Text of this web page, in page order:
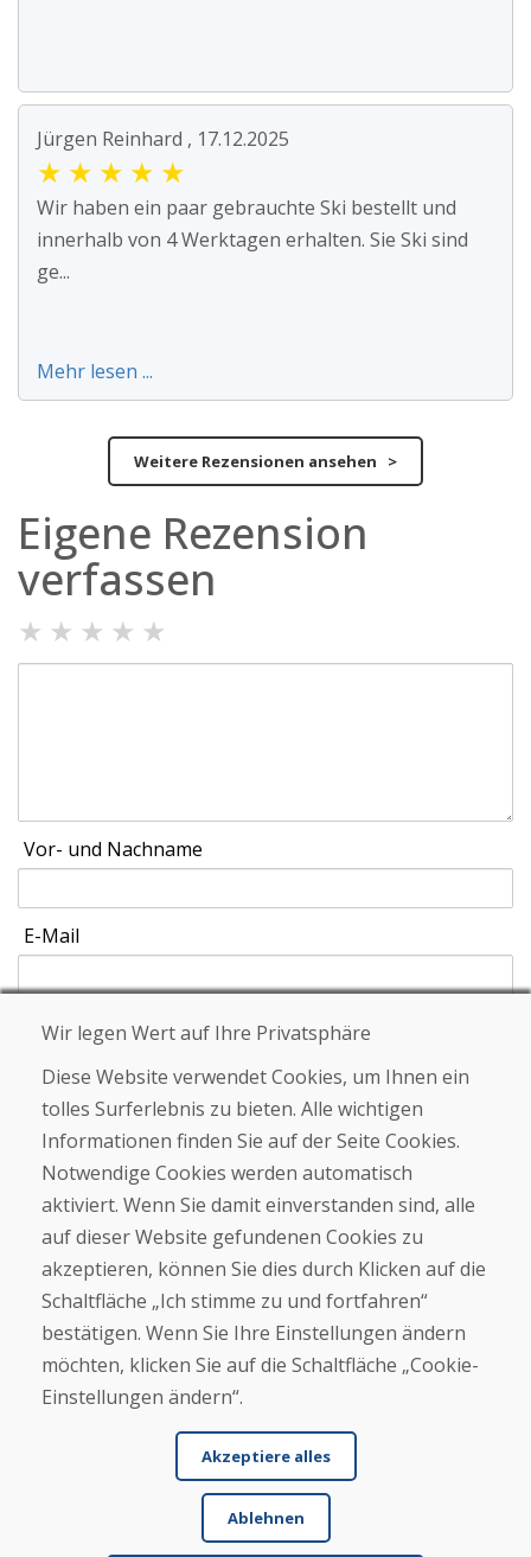
Jürgen Reinhard , 17.12.2025
★ ★ ★ ★ ★
Wir haben ein paar gebrauchte Ski bestellt und
innerhalb von 4 Werktagen erhalten. Sie Ski sind
ge...
Mehr lesen ...
Weitere Rezensionen ansehen >
Eigene Rezension
verfassen
★ ★ ★ ★ ★
Vor- und Nachname
E-Mail
Helpline
info@domivosport.at
Über uns
Blog
Über uns
Geschäft
Kaufen
E-Shop
Geschäftsbedingungen
Transport
Zahlung
Wir legen Wert auf Ihre Privatsphäre
Diese Website verwendet Cookies, um Ihnen ein
tolles Surferlebnis zu bieten. Alle wichtigen
Informationen finden Sie auf der Seite Cookies.
Notwendige Cookies werden automatisch
aktiviert. Wenn Sie damit einverstanden sind, alle
auf dieser Website gefundenen Cookies zu
akzeptieren, können Sie dies durch Klicken auf die
Schaltfläche „Ich stimme zu und fortfahren“
bestätigen. Wenn Sie Ihre Einstellungen ändern
möchten, klicken Sie auf die Schaltfläche „Cookie-
Einstellungen ändern“.
Akzeptiere alles
Ablehnen